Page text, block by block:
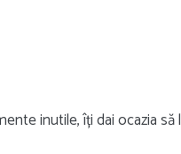
inutile, îți dai ocazia